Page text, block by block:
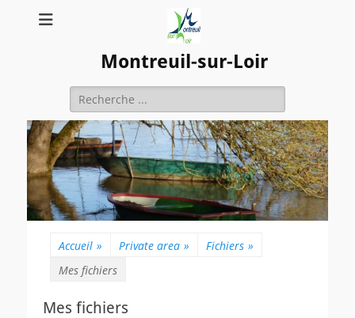
Montreuil-sur-Loir
Rechercher :
Accueil » Private area » Fichiers »
Mes fichiers
Mes fichiers